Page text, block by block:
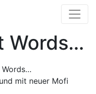
…
Words…
mit neuer Mofi